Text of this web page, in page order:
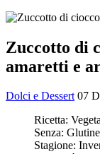
Zuccotto di
amaretti e
Dolci e Dessert 07
Ricetta:
Senza:
Stagione: